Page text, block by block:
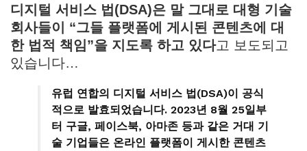
디지털 서비스 법(DSA)은 말 그대로 대형 기술
회사들이 “그들 플랫폼에 게시된 콘텐츠에 대
한 법적 책임”을 지도록 하고 있다고 보도되고
있습니다…
유럽 연합의 디지털 서비스 법(DSA)이 공식
적으로 발효되었습니다. 2023년 8월 25일부
터 구글, 페이스북, 아마존 등과 같은 거대 기
술 기업들은 온라인 플랫폼이 게시한 콘텐츠